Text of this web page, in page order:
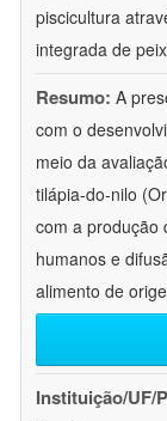
piscicultura
integrada de
Resumo: A
com o
meio da
tilápia-do-nilo
com a produção
humanos e
alimento de
Instituição/UF/